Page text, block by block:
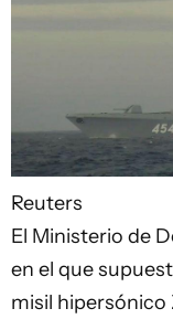
Reuters
El Ministerio de
en el que
misil hipersónico